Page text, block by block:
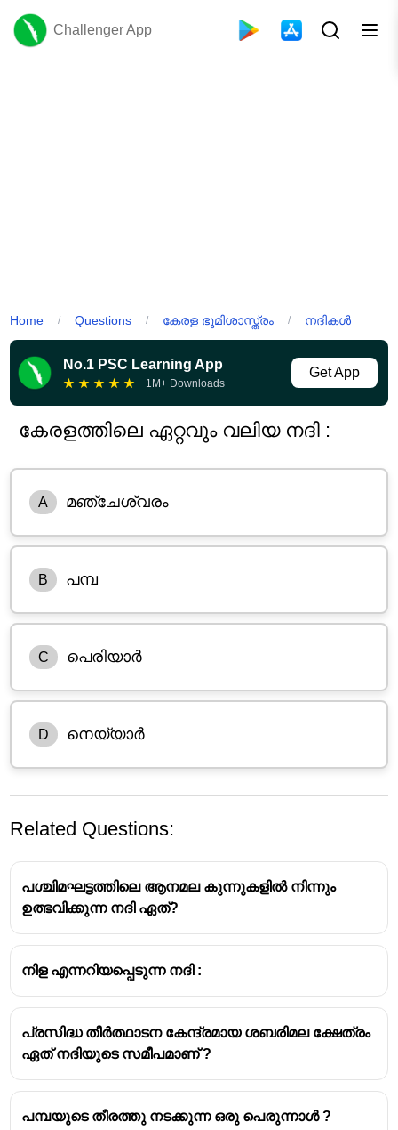
Challenger App
Home / Questions / കേരള ഭൂമിശാസ്ത്രം / നദികൾ
No.1 PSC Learning App
★ ★ ★ ★ ★ 1M+ Downloads
Get App
കേരളത്തിലെ ഏറ്റവും വലിയ നദി :
A മഞ്ചേശ്വരം
B പമ്പ
C പെരിയാർ
D നെയ്യാർ
Related Questions:
പശ്ചിമഘട്ടത്തിലെ ആനമല കുന്നുകളിൽ നിന്നും
ഉത്ഭവിക്കുന്ന നദി ഏത്?
നിള എന്നറിയപ്പെടുന്ന നദി :
പ്രസിദ്ധ തീർത്ഥാടന കേന്ദ്രമായ ശബരിമല ക്ഷേത്രം
ഏത് നദിയുടെ സമീപമാണ് ?
പമ്പയുടെ തീരത്തു നടക്കുന്ന ഒരു പെരുന്നാൾ ?